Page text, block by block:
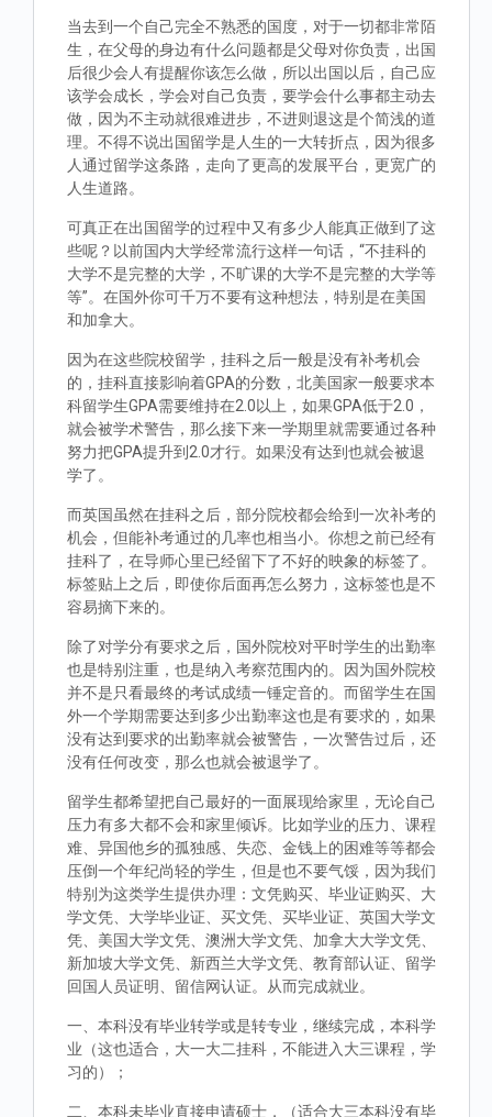
当去到一个自己完全不熟悉的国度，对于一切都非常陌
生，在父母的身边有什么问题都是父母对你负责，出国
后很少会人有提醒你该怎么做，所以出国以后，自己应
该学会成长，学会对自己负责，要学会什么事都主动去
做，因为不主动就很难进步，不进则退这是个简浅的道
理。不得不说出国留学是人生的一大转折点，因为很多
人通过留学这条路，走向了更高的发展平台，更宽广的
人生道路。
可真正在出国留学的过程中又有多少人能真正做到了这
些呢？以前国内大学经常流行这样一句话，“不挂科的
大学不是完整的大学，不旷课的大学不是完整的大学等
等”。在国外你可千万不要有这种想法，特别是在美国
和加拿大。
因为在这些院校留学，挂科之后一般是没有补考机会
的，挂科直接影响着GPA的分数，北美国家一般要求本
科留学生GPA需要维持在2.0以上，如果GPA低于2.0，
就会被学术警告，那么接下来一学期里就需要通过各种
努力把GPA提升到2.0才行。如果没有达到也就会被退
学了。
而英国虽然在挂科之后，部分院校都会给到一次补考的
机会，但能补考通过的几率也相当小。你想之前已经有
挂科了，在导师心里已经留下了不好的映象的标签了。
标签贴上之后，即使你后面再怎么努力，这标签也是不
容易摘下来的。
除了对学分有要求之后，国外院校对平时学生的出勤率
也是特别注重，也是纳入考察范围内的。因为国外院校
并不是只看最终的考试成绩一锤定音的。而留学生在国
外一个学期需要达到多少出勤率这也是有要求的，如果
没有达到要求的出勤率就会被警告，一次警告过后，还
没有任何改变，那么也就会被退学了。
留学生都希望把自己最好的一面展现给家里，无论自己
压力有多大都不会和家里倾诉。比如学业的压力、课程
难、异国他乡的孤独感、失恋、金钱上的困难等等都会
压倒一个年纪尚轻的学生，但是也不要气馁，因为我们
特别为这类学生提供办理：文凭购买、毕业证购买、大
学文凭、大学毕业证、买文凭、买毕业证、英国大学文
凭、美国大学文凭、澳洲大学文凭、加拿大大学文凭、
新加坡大学文凭、新西兰大学文凭、教育部认证、留学
回国人员证明、留信网认证。从而完成就业。
一、本科没有毕业转学或是转专业，继续完成，本科学
业（这也适合，大一大二挂科，不能进入大三课程，学
习的）；
二、本科未毕业直接申请硕士，（适合大三本科没有毕